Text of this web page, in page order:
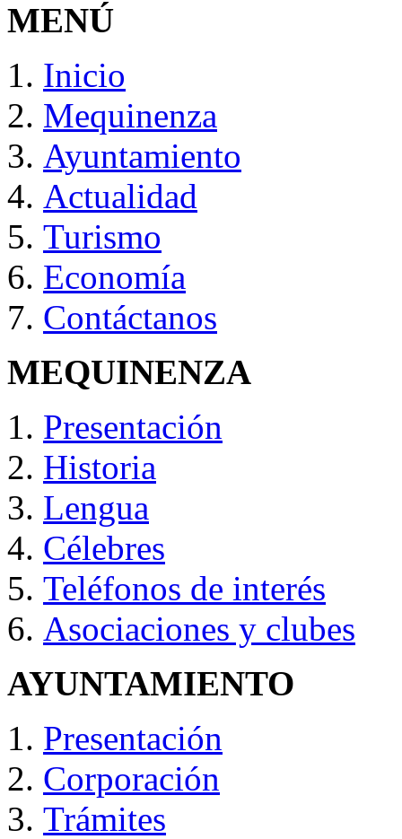
MENÚ
Inicio
Mequinenza
Ayuntamiento
Actualidad
Turismo
Economía
Contáctanos
MEQUINENZA
Presentación
Historia
Lengua
Célebres
Teléfonos de interés
Asociaciones y clubes
AYUNTAMIENTO
Presentación
Corporación
Trámites